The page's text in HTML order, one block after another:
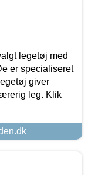
legetøj med
er specialiseret
giver
leg. Klik